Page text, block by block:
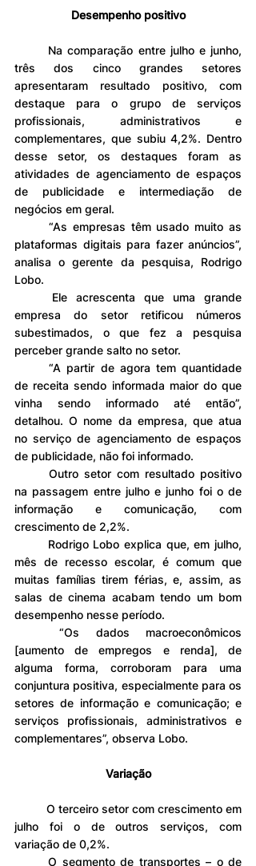
Desempenho positivo
três dos cinco grandes setores
apresentaram resultado positivo, com
destaque para o grupo de serviços
profissionais, administrativos e
complementares, que subiu 4,2%. Dentro
desse setor, os destaques foram as
atividades de agenciamento de espaços
de publicidade e intermediação de
negócios em geral.
plataformas digitais para fazer anúncios”,
analisa o gerente da pesquisa, Rodrigo
Lobo.
empresa do setor retificou números
subestimados, o que fez a pesquisa
perceber grande salto no setor.
	“A partir de agora tem quantidade
de receita sendo informada maior do que
vinha sendo informado até então”,
detalhou. O nome da empresa, que atua
no serviço de agenciamento de espaços
de publicidade, não foi informado.
na passagem entre julho e junho foi o de
informação e comunicação, com
crescimento de 2,2%.
mês de recesso escolar, é comum que
muitas famílias tirem férias, e, assim, as
salas de cinema acabam tendo um bom
desempenho nesse período.
	“Os dados macroeconômicos
[aumento de empregos e renda], de
alguma forma, corroboram para uma
conjuntura positiva, especialmente para os
setores de informação e comunicação; e
serviços profissionais, administrativos e
complementares”, observa Lobo.
Variação
julho foi o de outros serviços, com
variação de 0,2%.
	O segmento de transportes – o de